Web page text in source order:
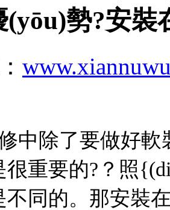
(yōu)勢?安裝
中除了要做好
重要的?？
同的。那安裝